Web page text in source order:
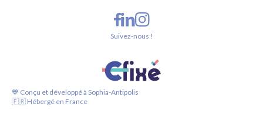
💙 Conçu et développé à Sophia-Antipolis
🇫🇷 Hébergé en France
Suivez-nous !